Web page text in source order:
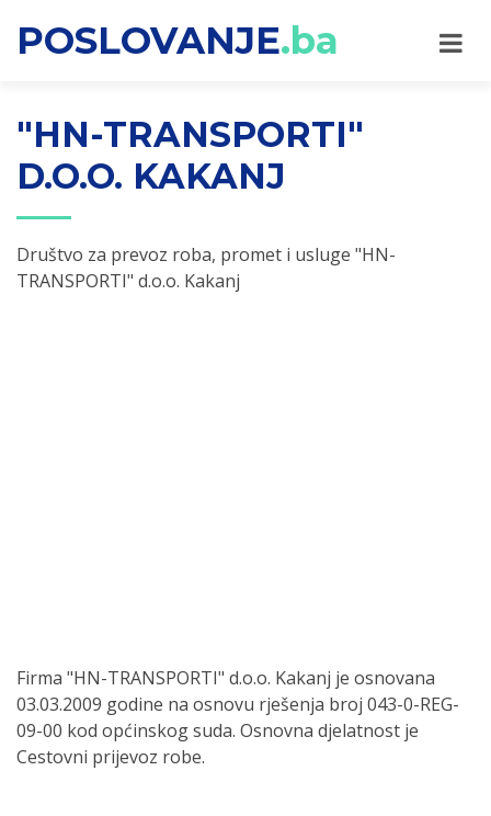
POSLOVANJE.ba
"HN-TRANSPORTI"
D.O.O. KAKANJ
Društvo za prevoz roba, promet i usluge "HN-
TRANSPORTI" d.o.o. Kakanj
Firma "HN-TRANSPORTI" d.o.o. Kakanj je osnovana
03.03.2009 godine na osnovu rješenja broj 043-0-REG-
09-00 kod općinskog suda. Osnovna djelatnost je
Cestovni prijevoz robe.